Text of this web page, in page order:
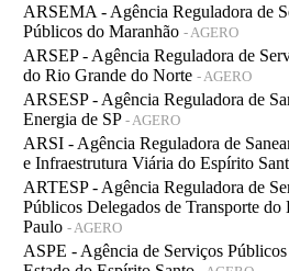
ARSEMA - Agência Reguladora de
Públicos do Maranhão - AGERO
ARSEP - Agência Reguladora de
do Rio Grande do Norte - AGERO
ARSESP - Agência Reguladora de
Energia de SP - AGERO
ARSI - Agência Reguladora de
e Infraestrutura Viária do Espírito
ARTESP - Agência Reguladora de
Públicos Delegados de Transporte do
Paulo - AGERO
ASPE - Agência de Serviços